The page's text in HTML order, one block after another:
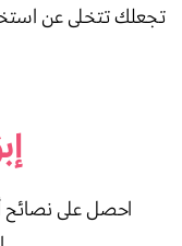
تجعلك تتخلى عن
احصل على